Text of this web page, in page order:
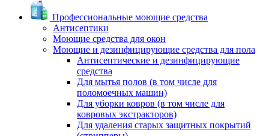
Профессиональные моющие средства
Антисептики
Моющие средства для окон
Моющие и дезинфицирующие средства для пола
Антисептические и дезинфицирующие
средства
Для мытья полов (в том числе для
поломоечных машин)
Для уборки ковров (в том числе для
ковровых экстракторов)
Для удаления старых защитных покрытий